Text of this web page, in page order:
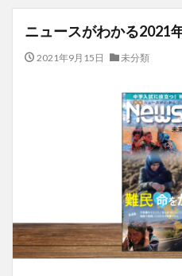
ニュースがわかる2021
2021年9月15日 未分類